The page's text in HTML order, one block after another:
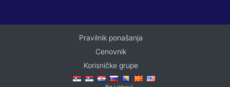
Pravilnik ponašanja
Cenovnik
Korisničke grupe